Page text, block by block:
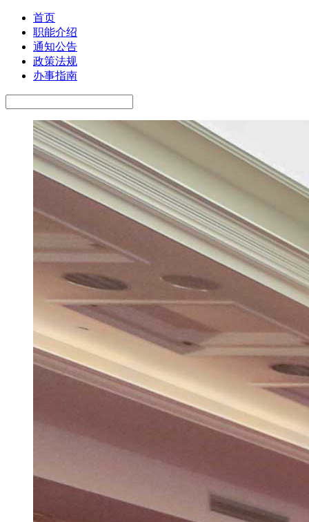
首页
职能介绍
通知公告
政策法规
办事指南